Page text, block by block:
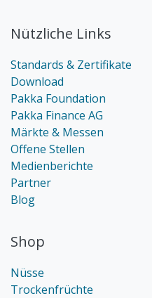
Nützliche Links
Standards & Zertifikate
Download
Pakka Foundation
Pakka Finance AG
Märkte & Messen
Offene Stellen
Medienberichte
Partner
Blog
Shop
Nüsse
Trockenfrüchte